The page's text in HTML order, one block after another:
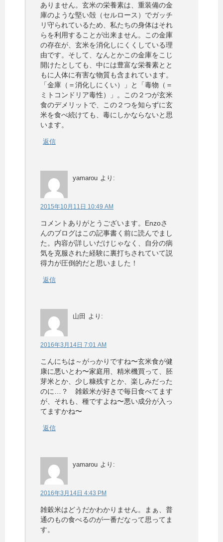
ありません。玄米の栄養素は、重装備の金
庫のような堅い殻（セルロース）でガッチ
リ守られているため、私たちの身体はそれ
らを利用することが出来ません。この金庫
の存在が、玄米を消化しにくくしている理
由です。そして、なんとかこの金庫をこじ
開けたとしても、中には豊富な栄養素とと
もに人体に有害な物質も含まれています。
「金庫（＝消化しにくい）」と「毒物（＝
ミトコンドリア毒性）」。この２つが玄米
食のデメリットで、この２つを知らずに玄
米を食べ続けても、毒にしかならないと思
います。
返信
yamarou より:
2015年10月11日 10:49 AM
コメントありがとうございます。Enzoさ
んのブログはこの記事書く前に読んでまし
た。内容が詳しいだけじゃなく、自分の病
気を克服された経験に裏打ちされていて説
得力が圧倒的だと思いました！
返信
山田 より:
2016年3月14日 7:01 AM
こんにちは～がっかりですね〜玄米食が健
康に悪いとわ〜家庭用、精米機買って、胚
芽米とか、少し糠残すとか、楽しみだった
のに…？ 雑穀米が好きで毎日食べてます
が、それも、種ですよね〜悪い成分が入っ
てますかね〜
返信
yamarou より:
2016年3月14日 4:43 PM
雑穀米はどうだかわかりません。まぁ、普
通のもの食べるのが一番だなって思ってま
す。